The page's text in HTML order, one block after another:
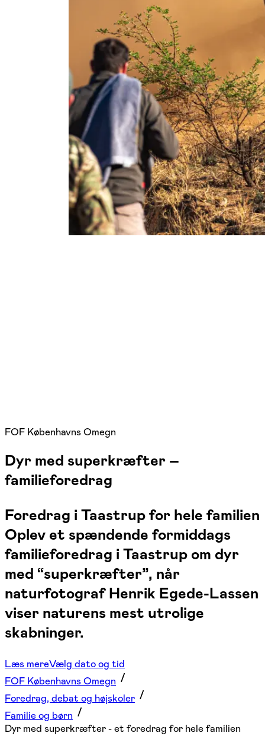
FOF Københavns Omegn
Dyr med superkræfter –
familieforedrag
Foredrag i Taastrup for hele familien
Oplev et spændende formiddags
familieforedrag i Taastrup om dyr
med “superkræfter”, når
naturfotograf Henrik Egede-Lassen
viser naturens mest utrolige
skabninger.
Læs mereVælg dato og tid
FOF Københavns Omegn
Foredrag, debat og højskoler
Familie og børn
Dyr med superkræfter - et foredrag for hele familien